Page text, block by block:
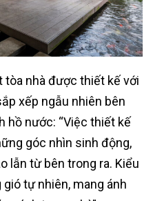
nhà được thiết kế với
xếp ngẫu nhiên bên
hồ nước: “Việc thiết kế
góc nhìn sinh động,
lẫn từ bên trong ra. Kiểu
tự nhiên, mang ánh